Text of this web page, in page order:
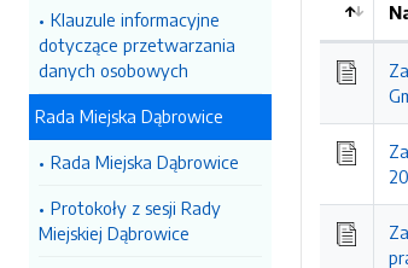
Klauzule informacyjne
dotyczące przetwarzania
danych osobowych
Rada Miejska Dąbrowice
Rada Miejska Dąbrowice
Protokoły z sesji Rady
Miejskiej Dąbrowice